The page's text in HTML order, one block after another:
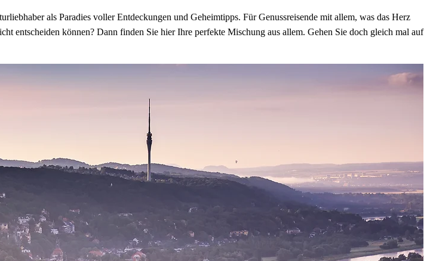
als Paradies voller Entdeckungen und Geheimtipps. Für Genussreisende mit allem, was das Herz
entscheiden können? Dann finden Sie hier Ihre perfekte Mischung aus allem. Gehen Sie doch gleich mal auf